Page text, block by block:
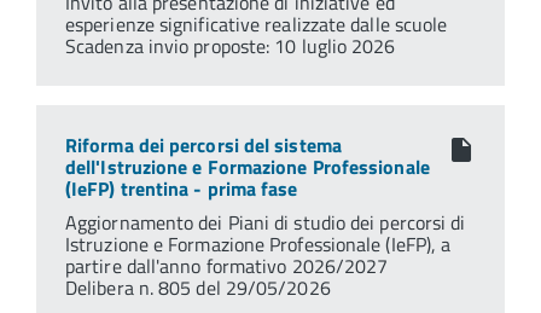
esperienze significative realizzate dalle scuole
Scadenza invio proposte: 10 luglio 2026
Riforma dei percorsi del sistema
dell'Istruzione e Formazione Professionale
(IeFP) trentina - prima fase
Aggiornamento dei Piani di studio dei percorsi di
Istruzione e Formazione Professionale (IeFP), a
partire dall'anno formativo 2026/2027
Delibera n. 805 del 29/05/2026